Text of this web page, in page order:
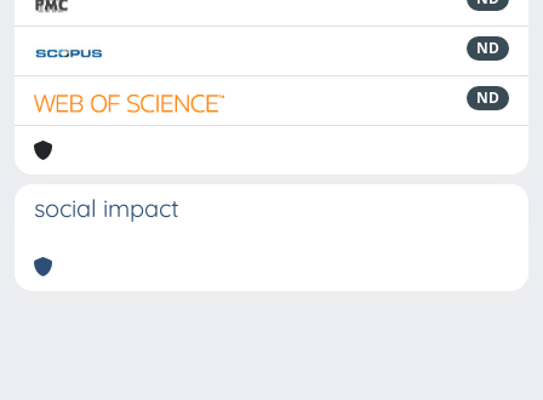
ND
ND
social impact